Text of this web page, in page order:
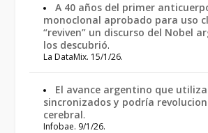
A 40 años del primer
monoclonal aprobado para uso
“reviven” un discurso del Nobel
los descubrió.
La DataMix. 15/1/26.
El avance argentino que
sincronizados y podría
cerebral.
Infobae. 9/1/26.